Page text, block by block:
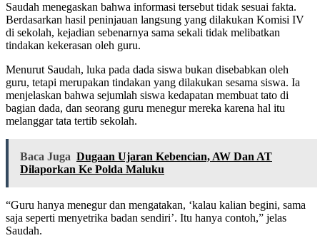
Saudah menegaskan bahwa informasi tersebut tidak sesuai fakta.
Berdasarkan hasil peninjauan langsung yang dilakukan Komisi IV
di sekolah, kejadian sebenarnya sama sekali tidak melibatkan
tindakan kekerasan oleh guru.
Menurut Saudah, luka pada dada siswa bukan disebabkan oleh
guru, tetapi merupakan tindakan yang dilakukan sesama siswa. Ia
menjelaskan bahwa sejumlah siswa kedapatan membuat tato di
bagian dada, dan seorang guru menegur mereka karena hal itu
melanggar tata tertib sekolah.
Baca Juga Dugaan Ujaran Kebencian, AW Dan AT
Dilaporkan Ke Polda Maluku
“Guru hanya menegur dan mengatakan, ‘kalau kalian begini, sama
saja seperti menyetrika badan sendiri’. Itu hanya contoh,” jelas
Saudah.